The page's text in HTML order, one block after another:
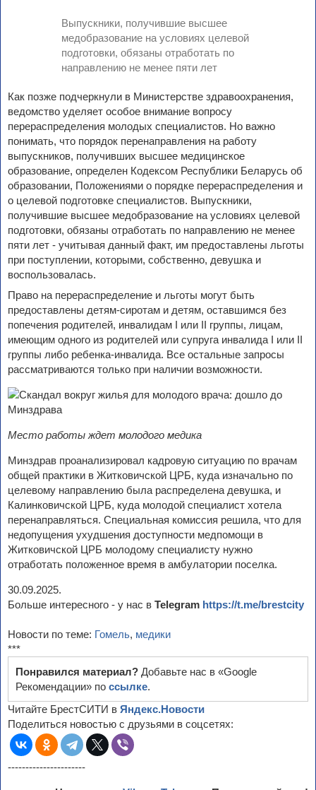
Выпускники, получившие высшее
медобразование на условиях целевой
подготовки, обязаны отработать по
направлению не менее пяти лет
Как позже подчеркнули в Министерстве здравоохранения,
ведомство уделяет особое внимание вопросу
перераспределения молодых специалистов. Но важно
понимать, что порядок перенаправления на работу
выпускников, получивших высшее медицинское
образование, определен Кодексом Республики Беларусь об
образовании, Положениями о порядке перераспределения и
о целевой подготовке специалистов. Выпускники,
получившие высшее медобразование на условиях целевой
подготовки, обязаны отработать по направлению не менее
пяти лет - учитывая данный факт, им предоставлены льготы
при поступлении, которыми, собственно, девушка и
воспользовалась.
Право на перераспределение и льготы могут быть
предоставлены детям-сиротам и детям, оставшимся без
попечения родителей, инвалидам I или II группы, лицам,
имеющим одного из родителей или супруга инвалида I или II
группы либо ребенка-инвалида. Все остальные запросы
рассматриваются только при наличии возможности.
Место работы ждет молодого медика
Минздрав проанализировал кадровую ситуацию по врачам
общей практики в Житковичской ЦРБ, куда изначально по
целевому направлению была распределена девушка, и
Калинковичской ЦРБ, куда молодой специалист хотела
перенаправляться. Специальная комиссия решила, что для
недопущения ухудшения доступности медпомощи в
Житковичской ЦРБ молодому специалисту нужно
отработать положенное время в амбулатории поселка.
30.09.2025.
Больше интересного - у нас в Telegram https://t.me/brestcity
Новости по теме: Гомель, медики
***
Понравился материал? Добавьте нас в «Google
Рекомендации» по ссылке.
Читайте БрестСИТИ в Яндекс.Новости
Поделиться новостью с друзьями в соцсетях:
----------------------